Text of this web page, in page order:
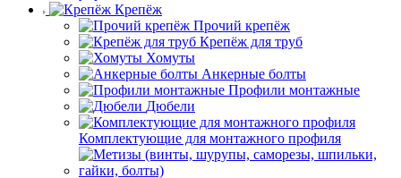
Крепёж
Прочий крепёж
Крепёж для труб
Хомуты
Анкерные болты
Профили монтажные
Дюбели
Комплектующие для монтажного профиля